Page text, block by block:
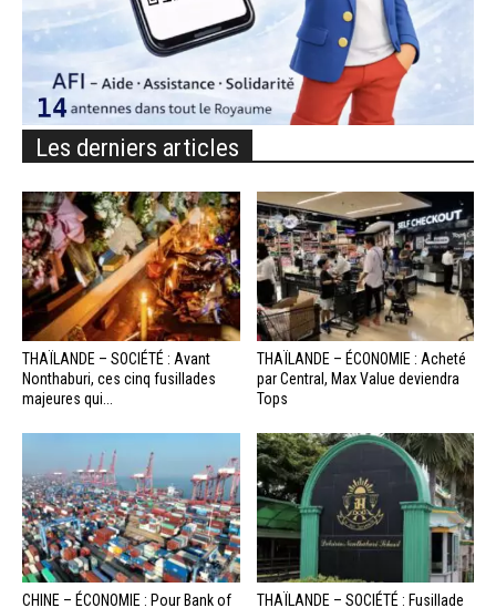
Les derniers articles
THAÏLANDE – SOCIÉTÉ : Avant
Nonthaburi, ces cinq fusillades
majeures qui...
THAÏLANDE – ÉCONOMIE : Acheté
par Central, Max Value deviendra
Tops
CHINE – ÉCONOMIE : Pour Bank of
THAÏLANDE – SOCIÉTÉ : Fusillade